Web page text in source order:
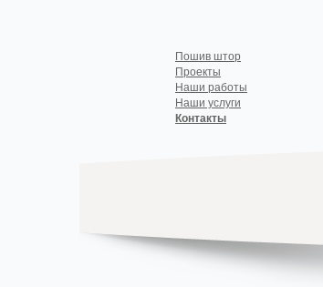
Пошив штор
Проекты
Наши работы
Наши услуги
Контакты